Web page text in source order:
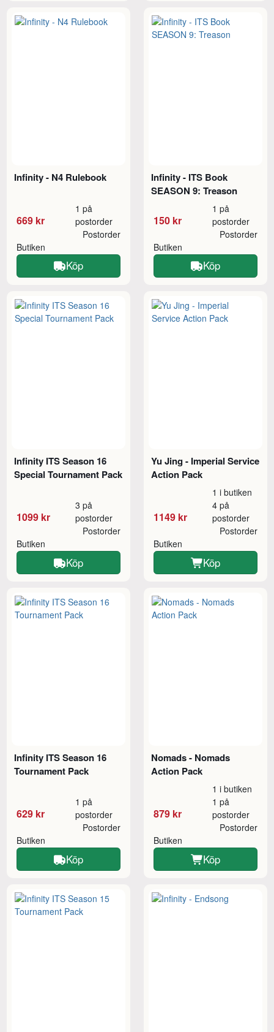
Infinity - N4 Rulebook
669 kr
1 på
postorder
Butiken
Postorder
Köp
Infinity - ITS Book
SEASON 9: Treason
150 kr
1 på
postorder
Butiken
Postorder
Köp
Infinity ITS Season 16
Special Tournament Pack
1099 kr
3 på
postorder
Butiken
Postorder
Köp
Yu Jing - Imperial Service
Action Pack
1149 kr
1 i butiken
4 på
postorder
Butiken
Postorder
Köp
Infinity ITS Season 16
Tournament Pack
629 kr
1 på
postorder
Butiken
Postorder
Köp
Nomads - Nomads
Action Pack
879 kr
1 i butiken
1 på
postorder
Butiken
Postorder
Köp